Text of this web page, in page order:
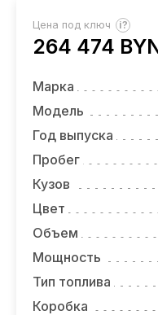
УСЛУГИ
НОВОСТИ
ОТЗЫВЫ
ВАКАНСИИ
О КОМПАНИИ
КОНТАКТЫ
Цена под ключ ?
264 474
Марка
Модель
Год выпуска
Пробег
Кузов
Цвет
Объем
Мощность
Тип топлива
Коробка